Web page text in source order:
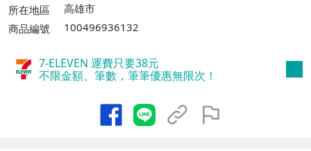
所在地區
高雄市
商品編號
100496936132
7-ELEVEN 運費只要38元
不限金額、筆數，筆筆優惠無限次！